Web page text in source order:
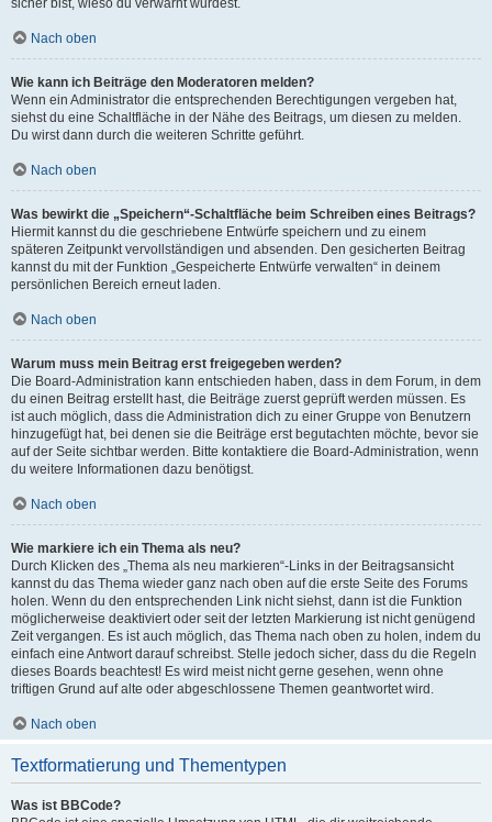
sicher bist, wieso du verwarnt wurdest.
Nach oben
Wie kann ich Beiträge den Moderatoren melden?
Wenn ein Administrator die entsprechenden Berechtigungen vergeben hat,
siehst du eine Schaltfläche in der Nähe des Beitrags, um diesen zu melden.
Du wirst dann durch die weiteren Schritte geführt.
Nach oben
Was bewirkt die „Speichern“-Schaltfläche beim Schreiben eines Beitrags?
Hiermit kannst du die geschriebene Entwürfe speichern und zu einem
späteren Zeitpunkt vervollständigen und absenden. Den gesicherten Beitrag
kannst du mit der Funktion „Gespeicherte Entwürfe verwalten“ in deinem
persönlichen Bereich erneut laden.
Nach oben
Warum muss mein Beitrag erst freigegeben werden?
Die Board-Administration kann entschieden haben, dass in dem Forum, in dem
du einen Beitrag erstellt hast, die Beiträge zuerst geprüft werden müssen. Es
ist auch möglich, dass die Administration dich zu einer Gruppe von Benutzern
hinzugefügt hat, bei denen sie die Beiträge erst begutachten möchte, bevor sie
auf der Seite sichtbar werden. Bitte kontaktiere die Board-Administration, wenn
du weitere Informationen dazu benötigst.
Nach oben
Wie markiere ich ein Thema als neu?
Durch Klicken des „Thema als neu markieren“-Links in der Beitragsansicht
kannst du das Thema wieder ganz nach oben auf die erste Seite des Forums
holen. Wenn du den entsprechenden Link nicht siehst, dann ist die Funktion
möglicherweise deaktiviert oder seit der letzten Markierung ist nicht genügend
Zeit vergangen. Es ist auch möglich, das Thema nach oben zu holen, indem du
einfach eine Antwort darauf schreibst. Stelle jedoch sicher, dass du die Regeln
dieses Boards beachtest! Es wird meist nicht gerne gesehen, wenn ohne
triftigen Grund auf alte oder abgeschlossene Themen geantwortet wird.
Nach oben
Textformatierung und Thementypen
Was ist BBCode?